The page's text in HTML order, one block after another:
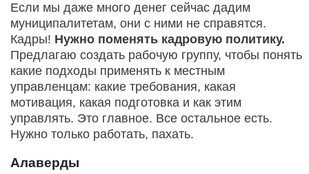
Если мы даже много денег сейчас дадим
муниципалитетам, они с ними не справятся.
Кадры! Нужно поменять кадровую политику.
Предлагаю создать рабочую группу, чтобы понять
какие подходы применять к местным
управленцам: какие требования, какая
мотивация, какая подготовка и как этим
управлять. Это главное. Все остальное есть.
Нужно только работать, пахать.
Алаверды